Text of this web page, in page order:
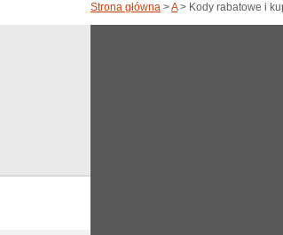
Strona główna >A> Kody rabatowe i